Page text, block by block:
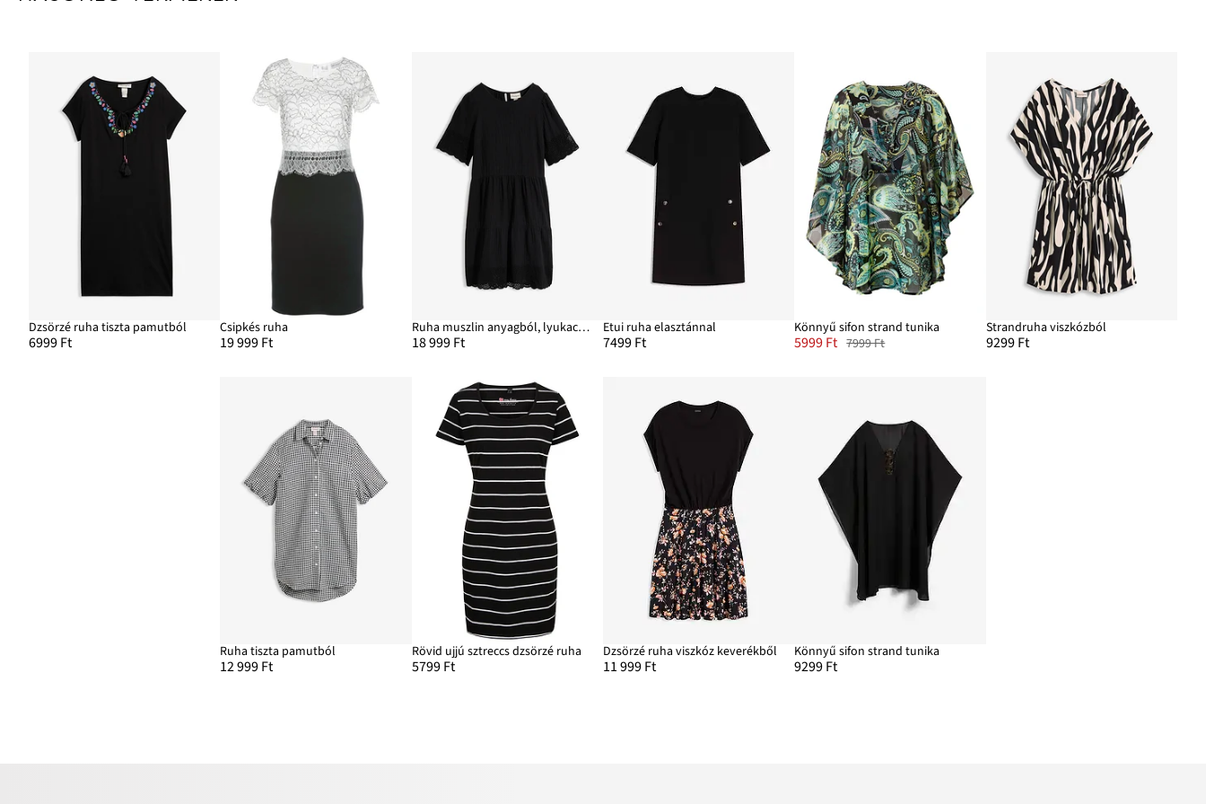
Dzsörzé ruha tiszta pamutból
6999 Ft
Csipkés ruha
19 999 Ft
Ruha muszlin anyagból, lyukacsos hímzéssel
18 999 Ft
Etui ruha elasztánnal
7499 Ft
Könnyű sifon strand tunika
5999 Ft 7999 Ft
Strandruha viszkózból
9299 Ft
Ruha tiszta pamutból
12 999 Ft
Rövid ujjú sztreccs dzsörzé ruha
5799 Ft
Dzsörzé ruha viszkóz keverékből
11 999 Ft
Könnyű sifon strand tunika
9299 Ft